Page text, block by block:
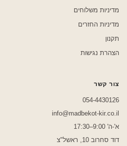
מדיניות משלוחים
מדיניות החזרים
תקנון
הצהרת נגישות
צור קשר
054-4430126
info@madbekot-kir.co.il
א'-ה' 9:00–17:30
דוד סחרוב 10, ראשל"צ